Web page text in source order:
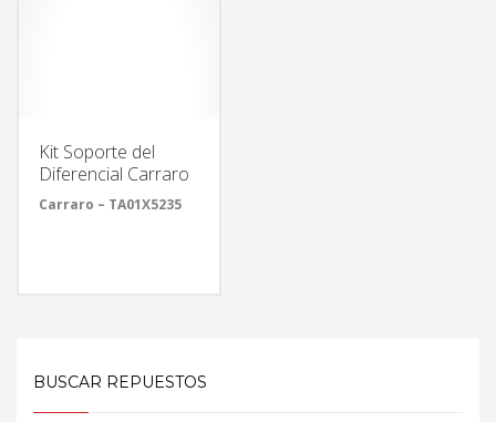
Kit Soporte del
Diferencial Carraro
Carraro – TA01X5235
BUSCAR REPUESTOS